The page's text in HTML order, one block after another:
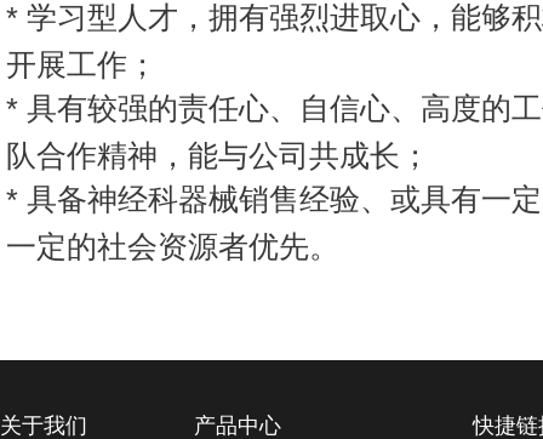
* 学习型人才，拥有强烈进取心，能够
开展工作；
* 具有较强的责任心、自信心、高度的
队合作精神，能与公司共成长；
* 具备神经科器械销售经验、或具有一
一定的社会资源者优先。
关于我们 产品中心 快捷链